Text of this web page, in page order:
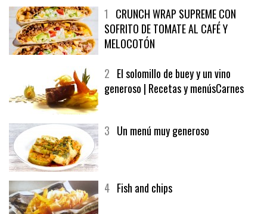
1CRUNCH WRAP SUPREME CON
SOFRITO DE TOMATE AL CAFÉ Y
MELOCOTÓN
2El solomillo de buey y un vino